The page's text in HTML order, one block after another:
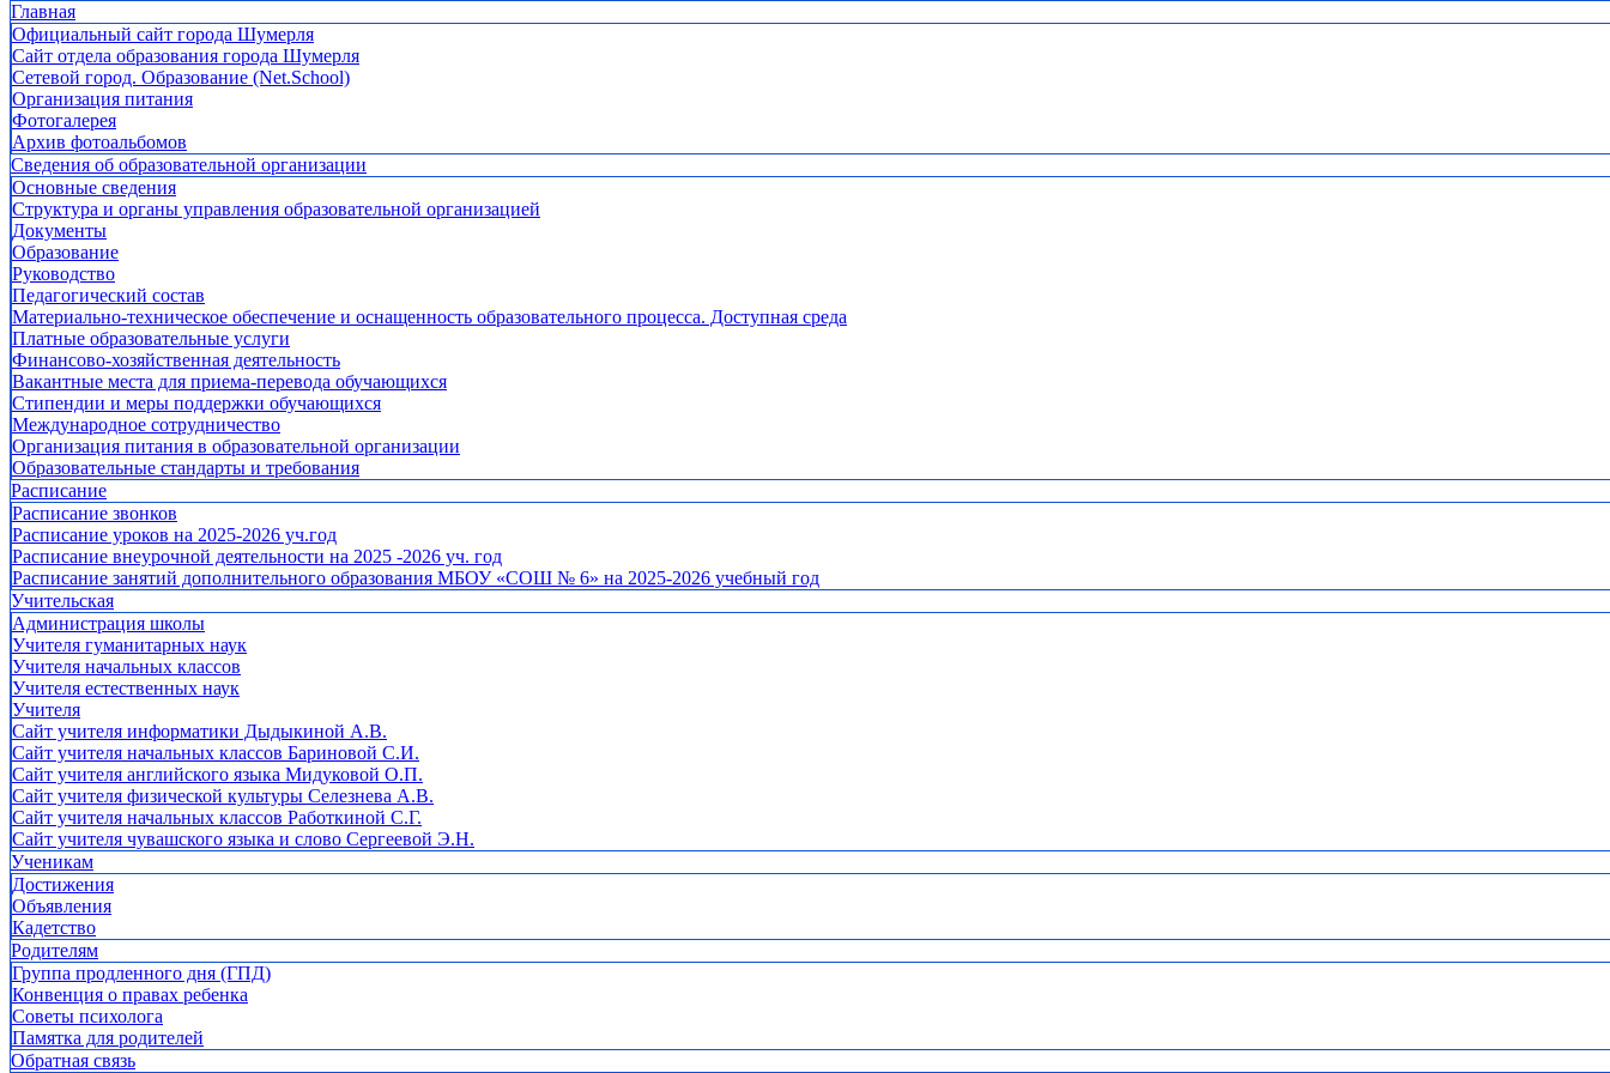
Главная
Официальный сайт города Шумерля
Сайт отдела образования города Шумерля
Сетевой город. Образование (Net.School)
Организация питания
Фотогалерея
Архив фотоальбомов
Сведения об образовательной организации
Основные сведения
Структура и органы управления образовательной организацией
Документы
Образование
Руководство
Педагогический состав
Материально-техническое обеспечение и оснащенность образовательного процесса. Доступная среда
Платные образовательные услуги
Финансово-хозяйственная деятельность
Вакантные места для приема-перевода обучающихся
Стипендии и меры поддержки обучающихся
Международное сотрудничество
Организация питания в образовательной организации
Образовательные стандарты и требования
Расписание
Расписание звонков
Расписание уроков на 2025-2026 уч.год
Расписание внеурочной деятельности на 2025 -2026 уч. год
Расписание занятий дополнительного образования МБОУ «СОШ № 6» на 2025-2026 учебный год
Учительская
Администрация школы
Учителя гуманитарных наук
Учителя начальных классов
Учителя естественных наук
Учителя
Cайт учителя информатики Дыдыкиной А.В.
Сайт учителя начальных классов Бариновой С.И.
Сайт учителя английского языка Мидуковой О.П.
Сайт учителя физической культуры Селезнева А.В.
Сайт учителя начальных классов Работкиной С.Г.
Сайт учителя чувашского языка и слово Сергеевой Э.Н.
Ученикам
Достижения
Объявления
Кадетство
Родителям
Группа продленного дня (ГПД)
Конвенция о правах ребенка
Советы психолога
Памятка для родителей
Обратная связь